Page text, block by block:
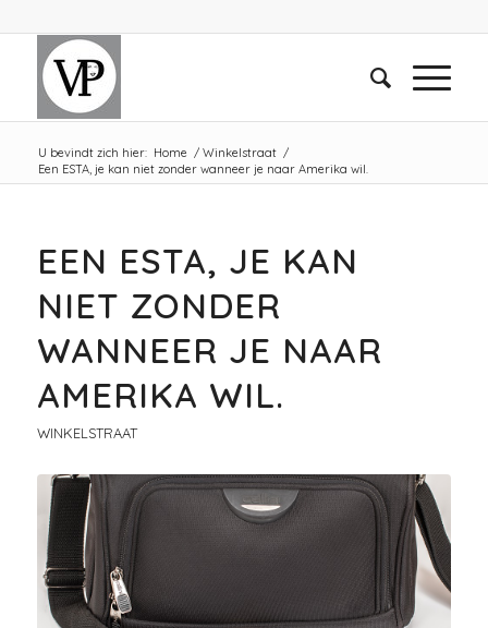
U bevindt zich hier: Home / Winkelstraat /
Een ESTA, je kan niet zonder wanneer je naar Amerika wil.
EEN ESTA, JE KAN
NIET ZONDER
WANNEER JE NAAR
AMERIKA WIL.
WINKELSTRAAT